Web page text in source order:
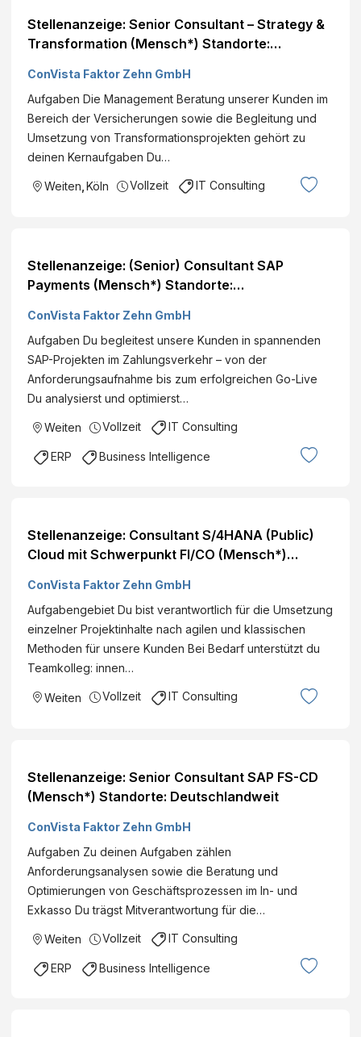
Stellenanzeige: Senior Consultant – Strategy &
Transformation (Mensch*) Standorte:
ConVista Faktor Zehn GmbH
Aufgaben Die Management Beratung unserer Kunden im
Bereich der Versicherungen sowie die Begleitung und
Umsetzung von Transformationsprojekten gehört zu
deinen Kernaufgaben Du…
Weiten Köln Vollzeit IT Consulting
Stellenanzeige: (Senior) Consultant SAP
Payments (Mensch*) Standorte:
ConVista Faktor Zehn GmbH
Aufgaben Du begleitest unsere Kunden in spannenden
SAP-Projekten im Zahlungsverkehr – von der
Anforderungsaufnahme bis zum erfolgreichen Go-Live
Du analysierst und optimierst…
Weiten Vollzeit IT Consulting
ERP Business Intelligence
Stellenanzeige: Consultant S/4HANA (Public)
Cloud mit Schwerpunkt FI/CO (Mensch*)
ConVista Faktor Zehn GmbH
Aufgabengebiet Du bist verantwortlich für die Umsetzung
einzelner Projektinhalte nach agilen und klassischen
Methoden für unsere Kunden Bei Bedarf unterstützt du
Teamkolleg: innen…
Weiten Vollzeit IT Consulting
Stellenanzeige: Senior Consultant SAP FS-CD
(Mensch*) Standorte: Deutschlandweit
ConVista Faktor Zehn GmbH
Aufgaben Zu deinen Aufgaben zählen
Anforderungsanalysen sowie die Beratung und
Optimierungen von Geschäftsprozessen im In- und
Exkasso Du trägst Mitverantwortung für die…
Weiten Vollzeit IT Consulting
ERP Business Intelligence